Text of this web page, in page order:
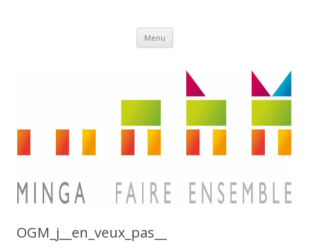
Menu Aller
contenu
OGM_j__en_veux_pas__